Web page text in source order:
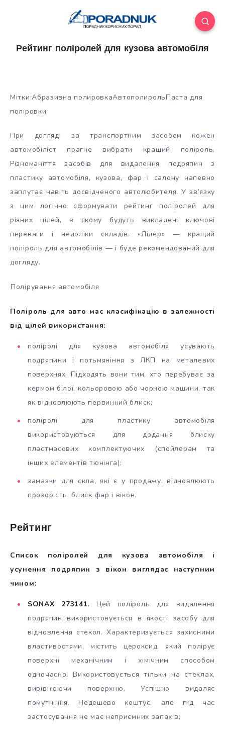
Рейтинг поліролей для кузова автомобіля
Мітки:Абразивна полировкаАвтополирольПаста для
поліровки
При догляді за транспортним засобом кожен
автомобіліст прагне вибрати кращий поліроль.
Різноманіття засобів для видалення подряпин з
пластику автомобіля, кузова, фар і салону напевно
заплутає навітьдосвідченого автолюбителя. У зв’язку
з цим логічно сформувати рейтинг поліролей для
різних цілей, в якому будуть викладені ключові
переваги і недоліки складів. «Лідер» — кращий
поліроль для автомобілів — і буде рекомендований для
догляду.
Полірування автомобіля
Поліроль для авто має класифікацію в залежності
від цілей використання:
поліролі для кузова автомобіля усувають
подряпини і потьмяніння з ЛКП на металевих
поверхнях. Підходять вони тим, хто перебуває за
кермом білої, кольоровою або чорною машини, так
як відновлюють первинний блиск;
поліролі для пластику автомобіля
використовуються для додання блиску
пластмасових комплектуючих (спойлерам та
інших елементів тюнінга);
замазки для скла, які є у продажу, відновлюють
прозорість, блиск фар і вікон.
Рейтинг
Список поліролей для кузова автомобіля і
усунення подряпин з вікон виглядає наступним
чином:
SONAX 273141. Цей поліроль для видалення
подряпин використовується в якості засобу для
відновлення стекол. Характеризується захисними
властивостями, містить цероксид, який полірує
поверхні механічним і хімічним способом
одночасно. Використовується тільки на стеклах,
вирівнюючи поверхню. Успішно видаляє
помутніння. Недешево коштує, але під час
застосування не має неприємних запахів;